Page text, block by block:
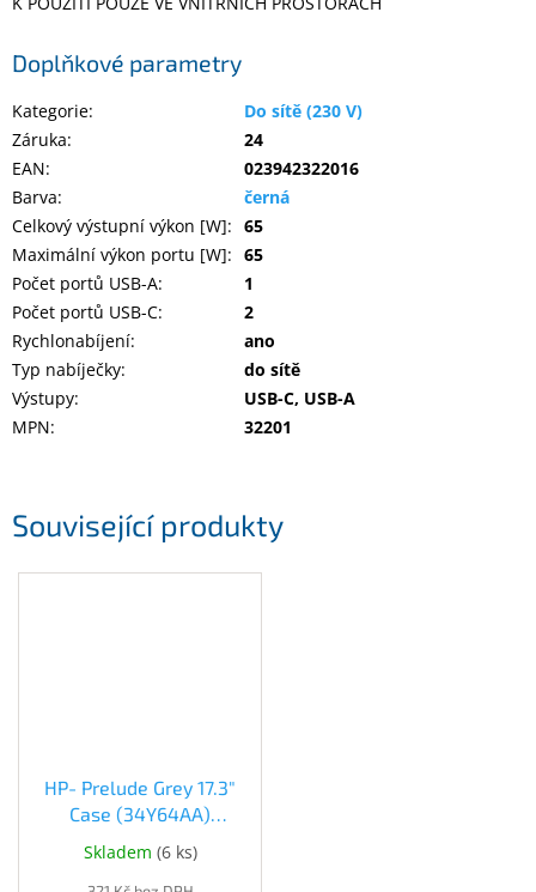
Související produkty
HP- Prelude Grey 17.3"
Case (34Y64AA)
(34Y64AA)
Skladem (6 ks)
Doplňkové parametry
Kategorie:
Do sítě (230 V)
Záruka:
24
EAN:
023942322016
Barva:
černá
Celkový výstupní výkon [W]: 65
Maximální výkon portu [W]: 65
Počet portů USB-A:
1
Počet portů USB-C:
2
Rychlonabíjení:
ano
Typ nabíječky:
do sítě
Výstupy:
USB-C, USB-A
MPN: 32201